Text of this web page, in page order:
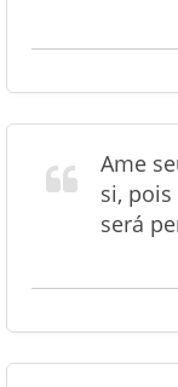
Ame
si,
será